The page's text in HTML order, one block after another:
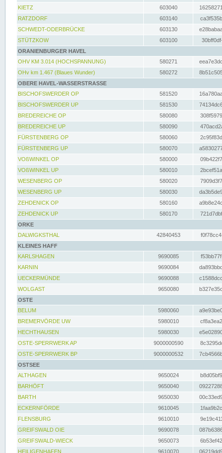
KIETZ
603040
RATZDORF
603140
SCHWEDT-ODERBRÜCKE
603130
STÜTZKOW
603100
ORANIENBURGER HAVEL
OHV KM 3.014 (HOCHSPANNUNG)
580271
OHv km 1.467 (Blaues Wunder)
580272
OBERE HAVEL-WASSERSTRASSE
BISCHOFSWERDER OP
581520
BISCHOFSWERDER UP
581530
BREDEREICHE OP
580080
BREDEREICHE UP
580090
FÜRSTENBERG OP
580060
FÜRSTENBERG UP
580070
VOßWINKEL OP
580000
VOßWINKEL UP
580010
WESENBERG OP
580020
WESENBERG UP
580030
ZEHDENICK OP
580160
ZEHDENICK UP
580170
ORKE
DALWIGKSTHAL
42840453
KLEINES HAFF
KARLSHAGEN
9690085
KARNIN
9690084
UECKERMÜNDE
9690088
WOLGAST
9650080
OSTE
BELUM
5980060
BREMERVÖRDE UW
5980010
HECHTHAUSEN
5980030
OSTE-SPERRWERK AP
9000000590
OSTE-SPERRWERK BP
9000000532
OSTSEE
ALTHAGEN
9650024
BARHÖFT
9650040
BARTH
9650030
ECKERNFÖRDE
9610045
FLENSBURG
9610010
GREIFSWALD OIE
9690078
GREIFSWALD-WIECK
9650073
HEILIGENHAFEN
9610070